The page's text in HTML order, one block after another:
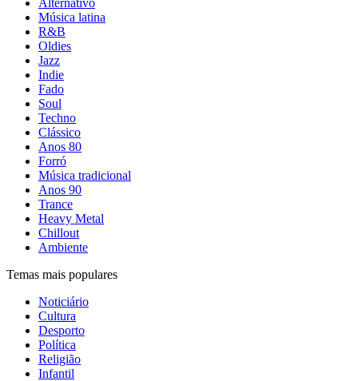
Alternativo
Música latina
R&B
Oldies
Jazz
Indie
Fado
Soul
Techno
Clássico
Anos 80
Forró
Música tradicional
Anos 90
Trance
Heavy Metal
Chillout
Ambiente
Temas mais populares
Noticiário
Cultura
Desporto
Política
Religião
Infantil